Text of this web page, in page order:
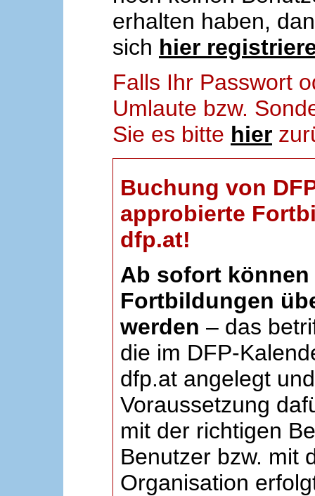
erhalten haben,
sich hier
Falls Ihr Passwort
Umlaute bzw.
Sie es bitte hier
Buchung von
approbierte
dfp.at!
Ab sofort können
Fortbildungen
werden – das
die im DFP-
dfp.at angelegt
Voraussetzung
mit der richtigen
Benutzer bzw. mit
Organisation